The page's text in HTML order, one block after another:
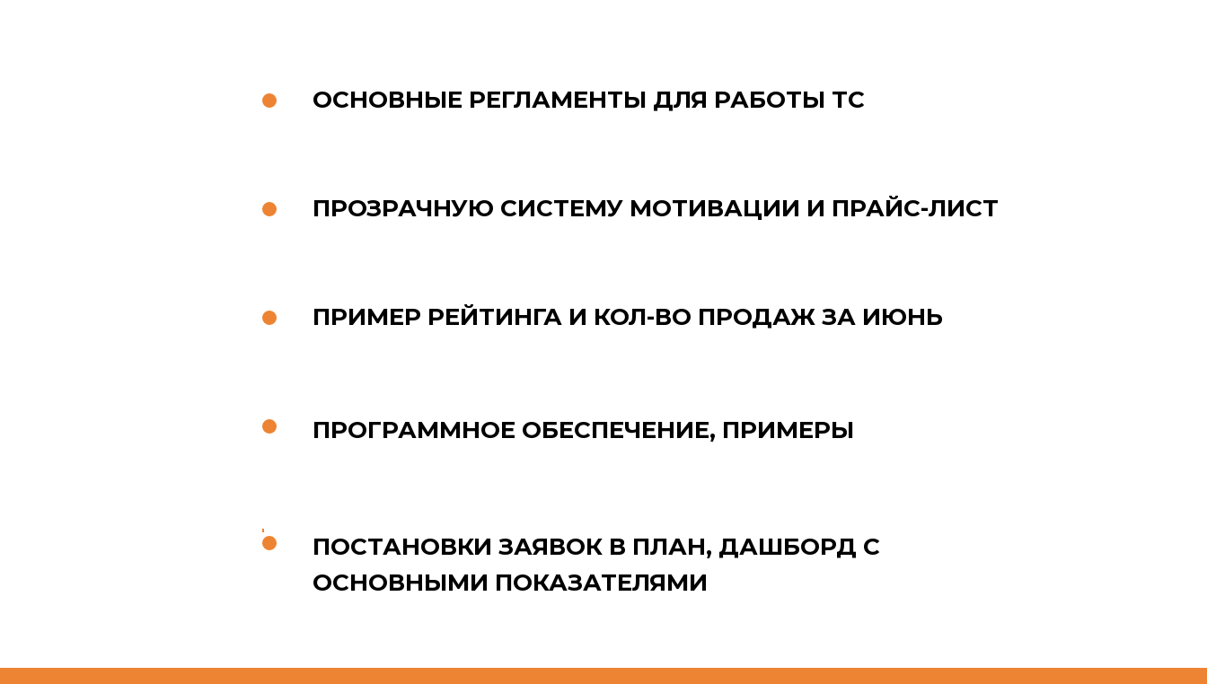
ОСНОВНЫЕ РЕГЛАМЕНТЫ ДЛЯ РАБОТЫ ТС
ПРОЗРАЧНУЮ СИСТЕМУ МОТИВАЦИИ И ПРАЙС-ЛИСТ
ПРИМЕР РЕЙТИНГА И КОЛ-ВО ПРОДАЖ ЗА ИЮНЬ
ПРОГРАММНОЕ ОБЕСПЕЧЕНИЕ, ПРИМЕРЫ
ПОСТАНОВКИ ЗАЯВОК В ПЛАН, ДАШБОРД С
ОСНОВНЫМИ ПОКАЗАТЕЛЯМИ